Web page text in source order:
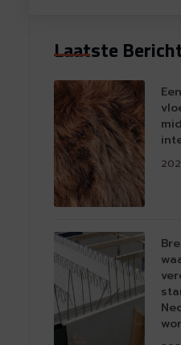
Laatste